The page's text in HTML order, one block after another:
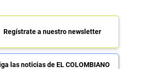
Regístrate a nuestro newsletter
las noticias de EL COLOMBIANO